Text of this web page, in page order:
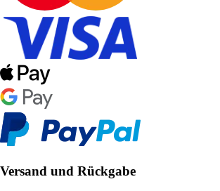
Versand und Rückgabe